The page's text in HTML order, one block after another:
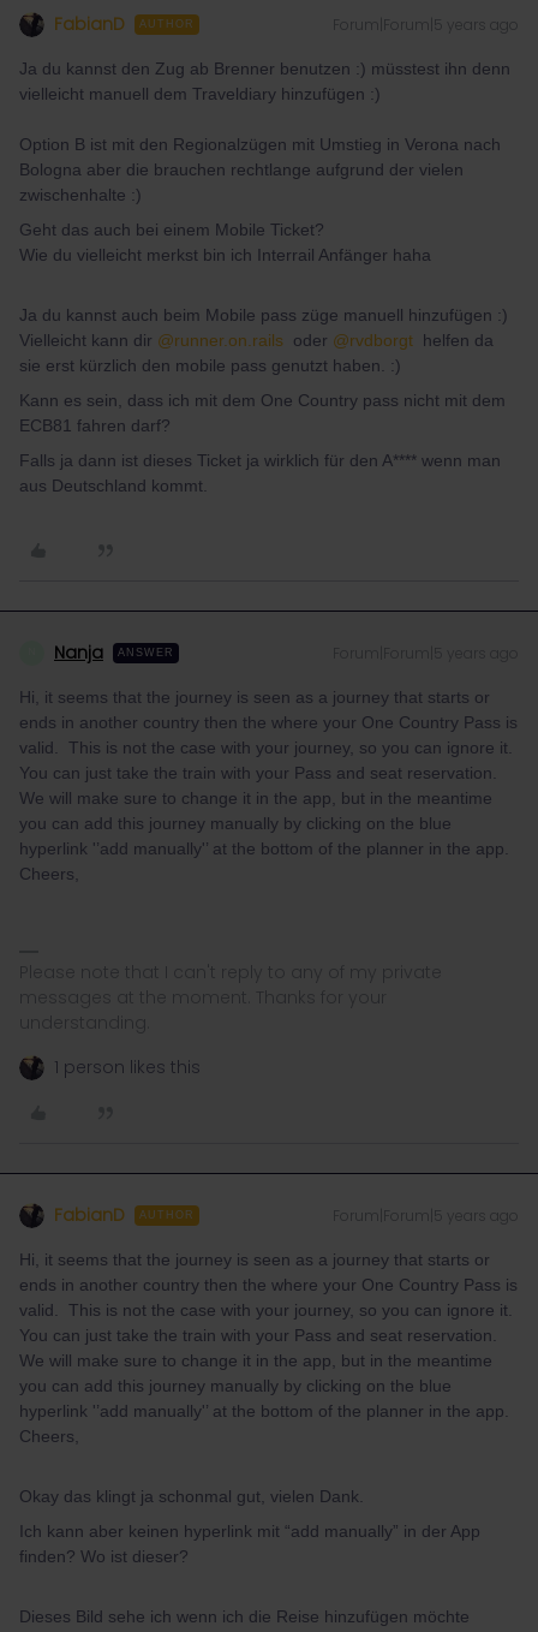
FabianD AUTHOR Forum|Forum|5 years ago
Ja du kannst den Zug ab Brenner benutzen :) müsstest ihn denn
vielleicht manuell dem Traveldiary hinzufügen :)
Option B ist mit den Regionalzügen mit Umstieg in Verona nach
Bologna aber die brauchen rechtlange aufgrund der vielen
zwischenhalte :)
Geht das auch bei einem Mobile Ticket?
Wie du vielleicht merkst bin ich Interrail Anfänger haha
Ja du kannst auch beim Mobile pass züge manuell hinzufügen :)
Vielleicht kann dir @runner.on.rails oder @rvdborgt helfen da
sie erst kürzlich den mobile pass genutzt haben. :)
Kann es sein, dass ich mit dem One Country pass nicht mit dem
ECB81 fahren darf?
Falls ja dann ist dieses Ticket ja wirklich für den A**** wenn man
aus Deutschland kommt.
Nanja ANSWER
Hi, it seems that the journey is seen as a journey that starts or
ends in another country then the where your One Country Pass is
valid. This is not the case with your journey, so you can ignore it.
You can just take the train with your Pass and seat reservation.
We will make sure to change it in the app, but in the meantime
you can add this journey manually by clicking on the blue
hyperlink '’add manually'’ at the bottom of the planner in the app.
Cheers,
Please note that I can't reply to any of my private
messages at the moment. Thanks for your
understanding.
1 person likes this
FabianD AUTHOR Forum|Forum|5 years ago
Hi, it seems that the journey is seen as a journey that starts or
ends in another country then the where your One Country Pass is
valid. This is not the case with your journey, so you can ignore it.
You can just take the train with your Pass and seat reservation.
We will make sure to change it in the app, but in the meantime
you can add this journey manually by clicking on the blue
hyperlink '’add manually'’ at the bottom of the planner in the app.
Cheers,
Okay das klingt ja schonmal gut, vielen Dank.
Ich kann aber keinen hyperlink mit “add manually” in der App
finden? Wo ist dieser?
Dieses Bild sehe ich wenn ich die Reise hinzufügen möchte